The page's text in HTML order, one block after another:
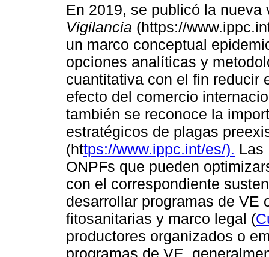
En 2019, se publicó la
Vigilancia (https://
un marco conceptual
opciones analíticas y
cuantitativa con el fin reducir
efecto del comercio
también se reconoce la
estratégicos de plagas
(https://www.ippc.int/es/). Las
ONPFs que pueden
con el correspondiente
desarrollar programas de VE
fitosanitarias y marco legal (
productores organizados o
programas de VE,